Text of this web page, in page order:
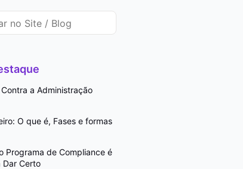
a Administração
O que é, Fases e formas
Programa de Compliance é
Dar Certo